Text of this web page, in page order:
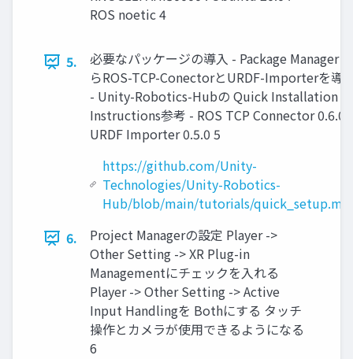
ROS noetic 4
5.
必要なパッケージの導入 - Package Manager
らROS-TCP-ConectorとURDF-Importerを導
- Unity-Robotics-Hubの Quick Installation
Instructions参考 - ROS TCP Connector 0.6.0 -
URDF Importer 0.5.0 5
https://github.com/Unity-
Technologies/Unity-Robotics-
Hub/blob/main/tutorials/quick_setup.md
6.
Project Managerの設定 Player ->
Other Setting -> XR Plug-in
Managementにチェックを入れる
Player -> Other Setting -> Active
Input Handlingを Bothにする タッチ
操作とカメラが使用できるようになる
6